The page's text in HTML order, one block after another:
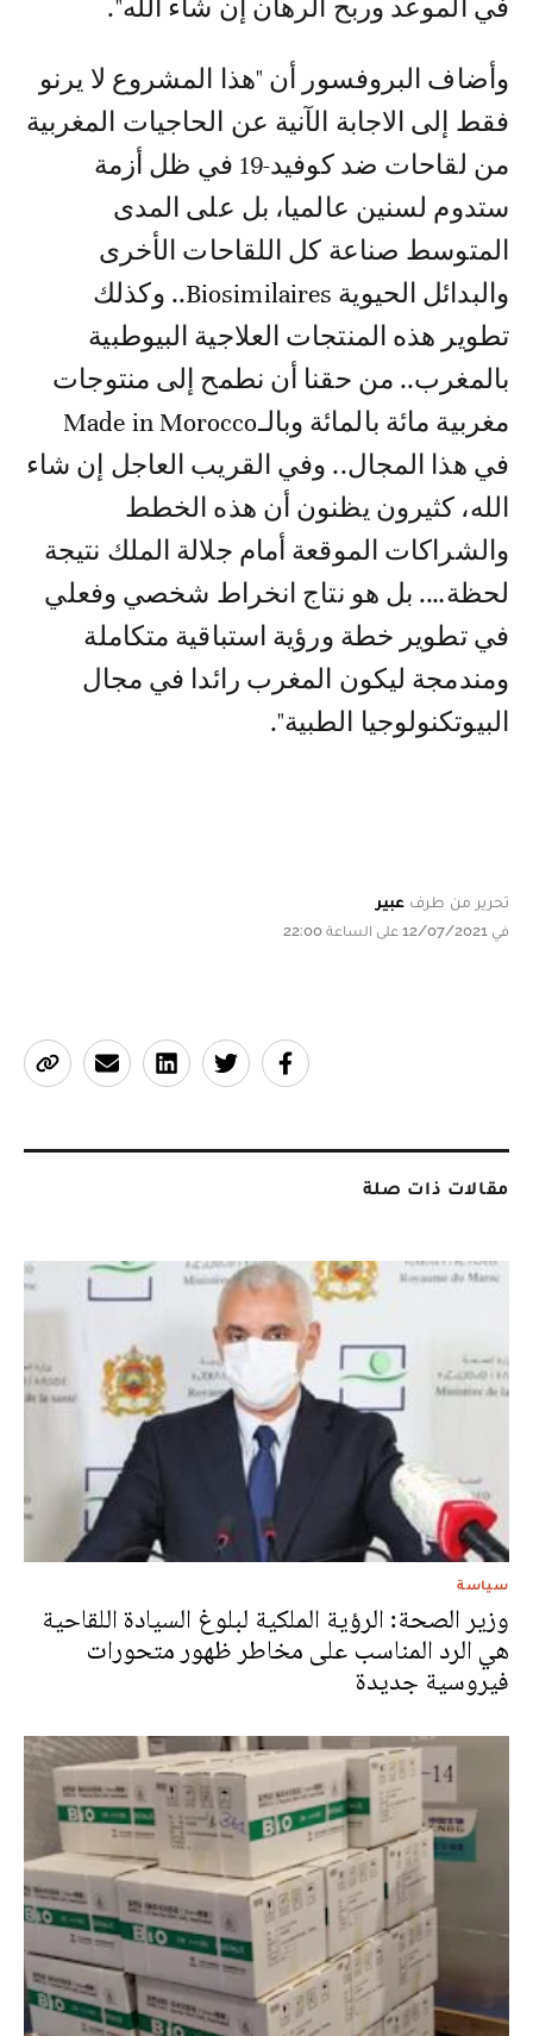
في الموعد وربح الرهان إن شاء الله".
وأضاف البروفسور أن "هذا المشروع لا يرنو
فقط إلى الاجابة الآنية عن الحاجيات المغربية
من لقاحات ضد كوفيد-19 في ظل أزمة
ستدوم لسنين عالميا، بل على المدى
المتوسط صناعة كل اللقاحات الأخرى
والبدائل الحيوية Biosimilaires.. وكذلك
تطوير هذه المنتجات العلاجية البيوطبية
بالمغرب.. من حقنا أن نطمح إلى منتوجات
مغربية مائة بالمائة وبالـMade in Morocco
في هذا المجال.. وفي القريب العاجل إن شاء
الله، كثيرون يظنون أن هذه الخطط
والشراكات الموقعة أمام جلالة الملك نتيجة
لحظة…. بل هو نتاج انخراط شخصي وفعلي
في تطوير خطة ورؤية استباقية متكاملة
ومندمجة ليكون المغرب رائدا في مجال
البيوتكنولوجيا الطبية".
تحرير من طرف عبير
في 12/07/2021 على الساعة 22:00
مقالات ذات صلة
سياسة
وزير الصحة: الرؤية الملكية لبلوغ السيادة اللقاحية
هي الرد المناسب على مخاطر ظهور متحورات
فيروسية جديدة